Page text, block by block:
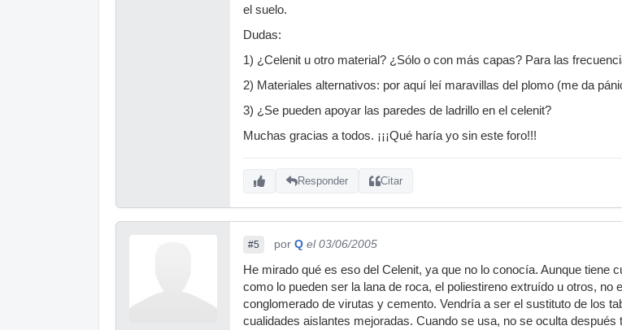
el suelo.
Dudas:
1) ¿Celenit u otro material? ¿Sólo o con más capas? Para las
2) Materiales alternativos: por aquí leí maravillas del plomo (me da
3) ¿Se pueden apoyar las paredes de ladrillo en el celenit?
Muchas gracias a todos. ¡¡¡Qué haría yo sin este foro!!!
Responder Citar
#5 por Q el 03/06/2005
He mirado qué es eso del Celenit, ya que no lo conocía. Aunque
como lo pueden ser la lana de roca, el poliestireno extruído u otros,
conglomerado de virutas y cemento. Vendría a ser el sustituto de los
cualidades aislantes mejoradas. Cuando se usa, no se oculta